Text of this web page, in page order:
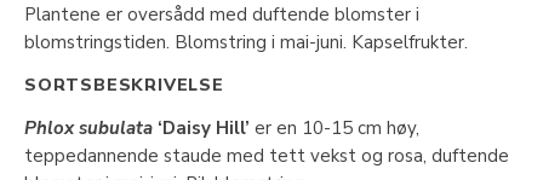
Plantene er oversådd med duftende blomster i
blomstringstiden. Blomstring i mai-juni. Kapselfrukter.
SORTSBESKRIVELSE
Phlox subulata ‘Daisy Hill’ er en 10-15 cm høy,
teppedannende staude med tett vekst og rosa, duftende